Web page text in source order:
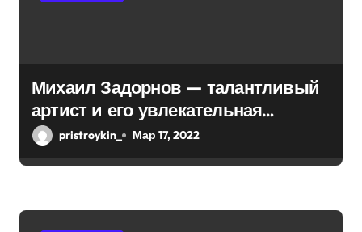
и
я
м
Михаил Задорнов — талантливый
артист и его увлекательная
биография — выдающиеся
pristroykin_ Мар 17, 2022